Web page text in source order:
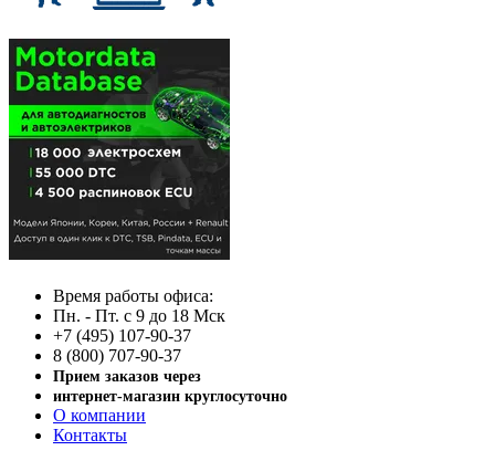
Время работы офиса:
Пн. - Пт. с 9 до 18 Мск
+7 (495) 107-90-37
8 (800) 707-90-37
Прием заказов через
интернет-магазин круглосуточно
О компании
Контакты